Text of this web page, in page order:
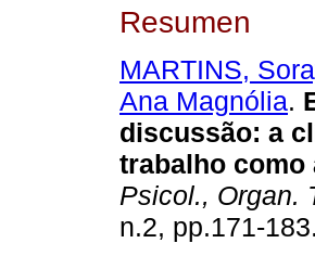
Resumen
MARTINS,
Ana Magnólia.
discussão: a
trabalho como
Psicol., Organ.
n.2, pp.171-